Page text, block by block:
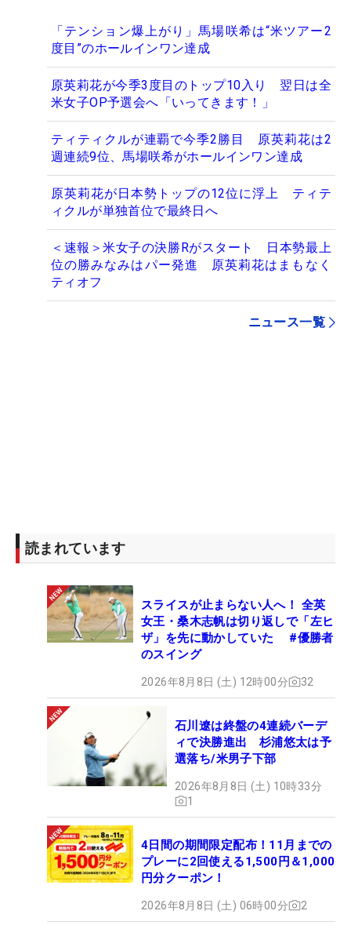
「テンション爆上がり」馬場咲希は“米ツアー2
度目”のホールインワン達成
原英莉花が今季3度目のトップ10入り 翌日は全
米女子OP予選会へ「いってきます！」
ティティクルが連覇で今季2勝目 原英莉花は2
週連続9位、馬場咲希がホールインワン達成
原英莉花が日本勢トップの12位に浮上 ティテ
ィクルが単独首位で最終日へ
＜速報＞米女子の決勝Rがスタート 日本勢最上
位の勝みなみはパー発進 原英莉花はまもなく
ティオフ
ニュース一覧
読まれています
スライスが止まらない人へ！ 全英
女王・桑木志帆は切り返しで「左ヒ
ザ」を先に動かしていた #優勝者
のスイング
2026年8月8日 (土) 12時00分 32
石川遼は終盤の4連続バーデ
ィで決勝進出 杉浦悠太は予
選落ち/米男子下部
2026年8月8日 (土) 10時33分
1
4日間の期間限定配布！11月までの
プレーに2回使える1,500円＆1,000
円分クーポン！
2026年8月8日 (土) 06時00分 2